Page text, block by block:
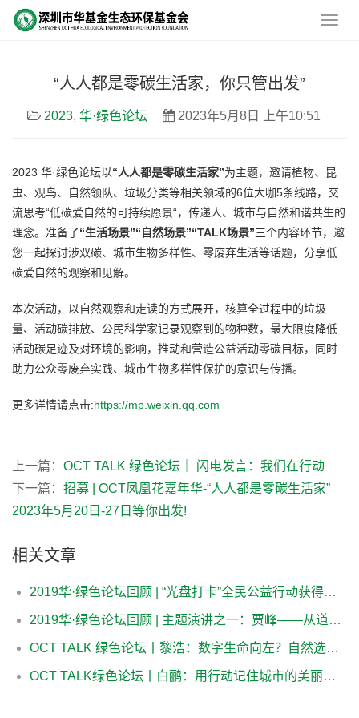
“人人都是零碳生活家，你只管出发”
2023, 华·绿色论坛 2023年5月8日 上午10:51
2023 华·绿色论坛以“人人都是零碳生活家”为主题，邀请植物、昆
虫、观鸟、自然领队、垃圾分类等相关领域的6位大咖5条线路，交
流思考“低碳爱自然的可持续愿景“，传递人、城市与自然和谐共生的
理念。准备了“生活场景”“自然场景”“TALK场景”三个内容环节，邀
您一起探讨涉双碳、城市生物多样性、零废弃生活等话题，分享低
碳爱自然的观察和见解。
本次活动，以自然观察和走读的方式展开，核算全过程中的垃圾
量、活动碳排放、公民科学家记录观察到的物种数，最大限度降低
活动碳足迹及对环境的影响，推动和营造公益活动零碳目标，同时
助力公众零废弃实践、城市生物多样性保护的意识与传播。
更多详情请点击:https://mp.weixin.qq.com
上一篇： OCT TALK 绿色论坛｜ 闪电发言：我们在行动
下一篇： 招募 | OCT凤凰花嘉年华-“人人都是零碳生活家”
2023年5月20日-27日等你出发!
相关文章
2019华·绿色论坛回顾 | “光盘打卡”全民公益行动获得年度论坛竞赛单元“最具可持续价值创新奖”
2019华·绿色论坛回顾 | 主题演讲之一：贾峰——从道法自然到师法自然
OCT TALK 绿色论坛丨黎浩：数字生命向左？自然选择向右？
OCT TALK绿色论坛丨白鹂：用行动记住城市的美丽面孔